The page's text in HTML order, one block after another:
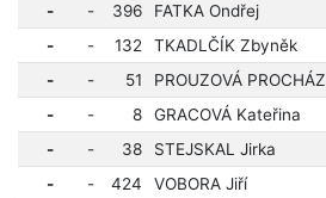
-
- 396 FATKA Ondřej
-
- 132 TKADLČÍK Zbyněk
-
- 51 PROUZOVÁ
-
- 8 GRACOVÁ Kateřina
-
- 38 STEJSKAL Jirka
-
- 424 VOBORA Jiří